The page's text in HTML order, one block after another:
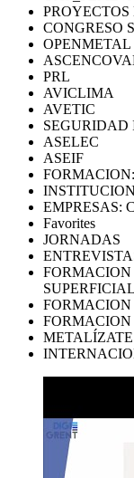
PROYECTOS
CONGRESO
OPENMETAL
PRL
AVICLIMA
AVETIC
ASELEC
ASEIF
FORMACION:
EMPRESAS:
Favorites
JORNADAS
FORMACION